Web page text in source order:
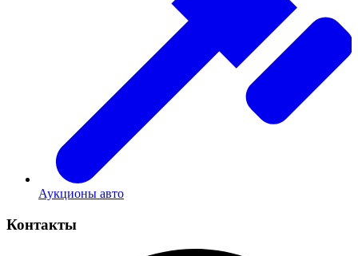
Аукционы авто
Контакты